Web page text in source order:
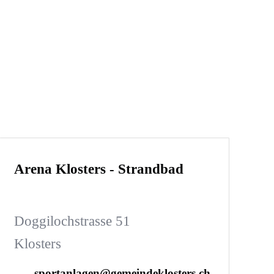
Arena Klosters - Strandbad
Doggilochstrasse 51
Klosters